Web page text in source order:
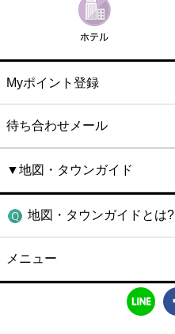
Myポイント登録
待ち合わせメール
▼地図・タウンガイド
地図・タウンガイドとは?
メニュー